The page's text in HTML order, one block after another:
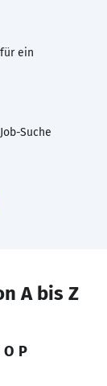
ein
Suche
A bis Z
O P